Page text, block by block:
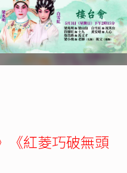
《紅菱巧破無頭